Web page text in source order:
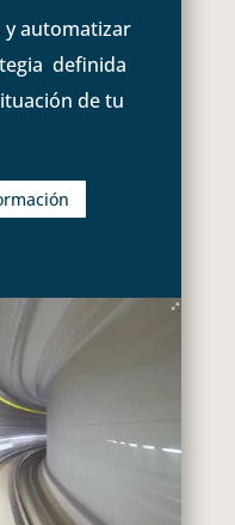
automatizar
definida
de tu